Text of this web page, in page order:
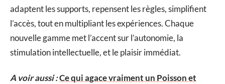
adaptent les supports, repensent les règles, simplifient
l’accès, tout en multipliant les expériences. Chaque
nouvelle gamme met l’accent sur l’autonomie, la
stimulation intellectuelle, et le plaisir immédiat.
A voir aussi :Ce qui agace vraiment un Poisson et